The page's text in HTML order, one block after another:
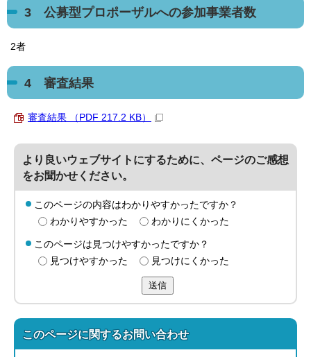
3 公募型プロポーザルへの参加事業者数
2者
4 審査結果
審査結果 （PDF 217.2 KB）
より良いウェブサイトにするために、ページのご感想
をお聞かせください。
このページの内容はわかりやすかったですか？
わかりやすかった
わかりにくかった
このページは見つけやすかったですか？
見つけやすかった
見つけにくかった
送信
このページに関するお問い合わせ